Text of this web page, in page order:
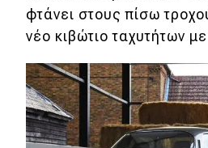
Formula 1
WRC
Motorsport
φτάνει στους πίσω
νέο κιβώτιο ταχυτήτων